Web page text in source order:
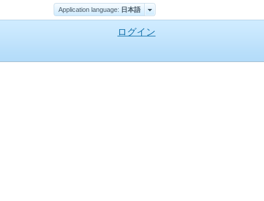
Application language: 日本語
ログイン